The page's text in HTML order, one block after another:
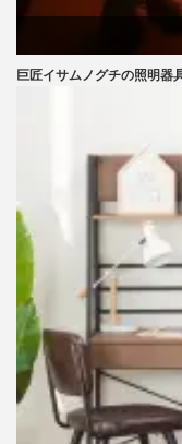
巨匠イサムノグチの照明